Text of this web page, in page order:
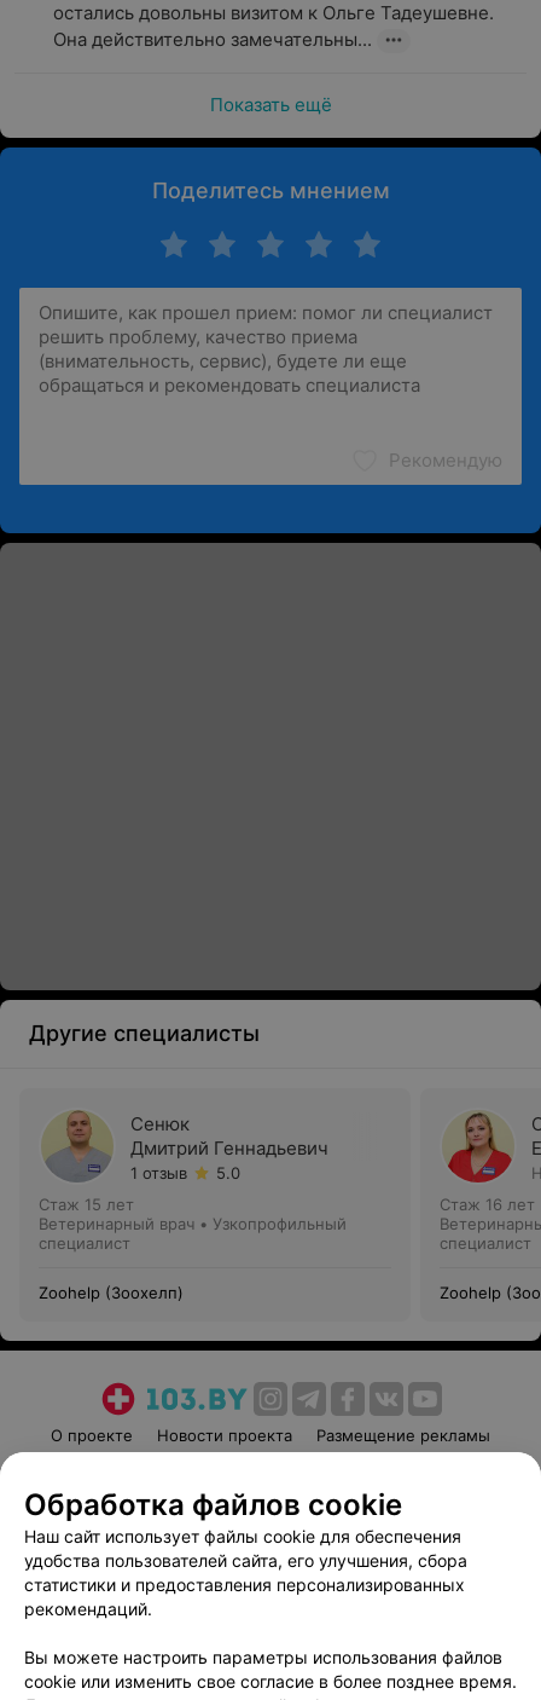
остались довольны визитом к Ольге Тадеушевне.
Она действительно замечательны...
Показать ещё
Поделитесь мнением
Рекомендую
Другие специалисты
Сенюк
Дмитрий Геннадьевич
1 отзыв
5.0
Стаж 15 лет
Ветеринарный врач • Узкопрофильный
специалист
Zoohelp (Зоохелп)
Стаж 16 лет
специалист
Zoohelp
О проекте Новости проекта
Размещение рекламы
Пользовательское соглашение
Способы оплаты
Вакансии
Партнеры
Написать руководителю 103.by
Обработка персональных данных
Обработка файлов cookie
Наш сайт использует файлы cookie для обеспечения
удобства пользователей сайта, его улучшения, сбора
статистики и предоставления персонализированных
рекомендаций.
Вы можете настроить параметры использования файлов
cookie или изменить свое согласие в более позднее время.